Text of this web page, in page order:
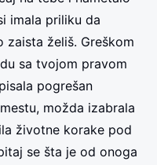
imala priliku da
zaista želiš. Greškom
sa tvojom pravom
pogrešan
možda izabrala
životne korake pod
se šta je od onoga